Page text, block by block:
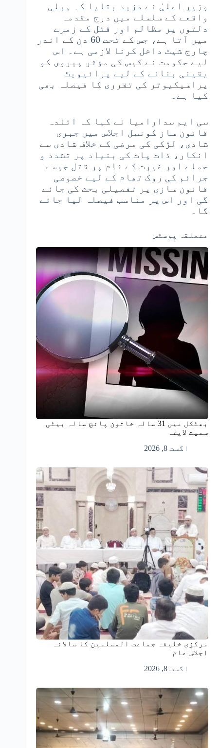
وزیر اعلیٰ نے مزید بتایا کہ ہبلی
واقعے کے سلسلے میں درج مقدمہ
دلتوں پر مظالم اور قتل کے زمرے
میں آتا ہے، جس کے تحت 60 دن کے اندر
چارج شیٹ داخل کرنا لازمی ہے۔ اس
لیے حکومت نے کیس کی مؤثر پیروی کو
یقینی بنانے کے لیے پرائیویٹ
پراسیکیوٹر کی تقرری کا فیصلہ بھی
کیا ہے۔
سی ایم سدارامیا نے کہا کہ آئندہ
قانون ساز کونسل اجلاس میں جبری
شادی، لڑکی کی مرضی کے خلاف شادی سے
انکار، ذات پات کی بنیاد پر تشدد و
حملے اور غیرت کے نام پر قتل جیسے
جرائم کی روک تھام کے لیے خصوصی
قانون سازی پر تفصیلی بحث کی جائے
گی اور اس پر مناسب فیصلہ لیا جائے
گا۔
متعلقہ پوسٹس
بھٹکل میں 31 سالہ خاتون پانچ سالہ بیٹی
سمیت لاپتہ
اگست 8, 2026
مرکزی خلیفہ جماعت المسلمین کا سالانہ
اجلاسِ عام
اگست 8, 2026